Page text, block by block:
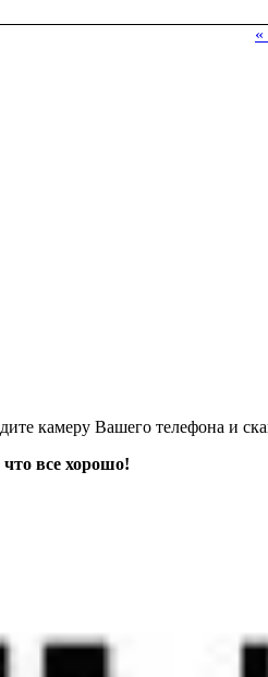
камеру Вашего телефона и
все хорошо!